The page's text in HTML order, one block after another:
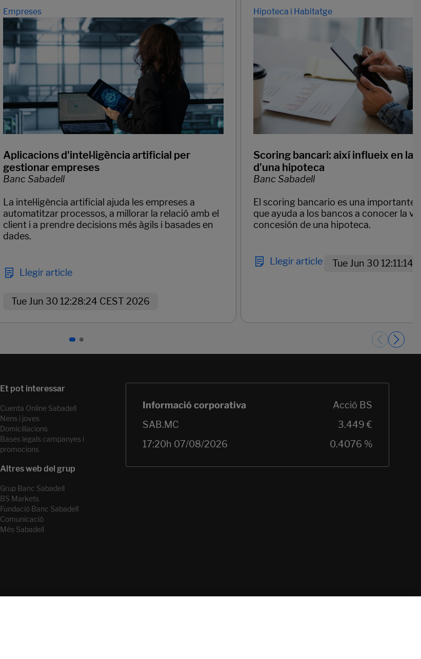
Empreses
Aplicacions d'intel·ligència artificial per
gestionar empreses
Banc Sabadell
La intel·ligència artificial ajuda les empreses a
automatitzar processos, a millorar la relació amb el
client i a prendre decisions més àgils i basades en
dades.
Llegir article
Tue Jun 30 12:28:24 CEST 2026
Hipoteca i Habitatge
Scoring bancari: així influeix en la
d’una hipoteca
Banc Sabadell
El scoring bancario es una importante
que ayuda a los bancos a conocer la
concesión de una hipoteca.
Llegir article Tue Jun 30 12:11:14
Cuenta Online Sabadell
Nens i joves
Domiciliacions
Bases legals campanyes i
promocions
Grup Banc Sabadell
BS Markets
Fundació Banc Sabadell
Comunicació
Més Sabadell